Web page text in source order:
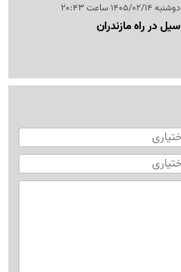
دوشنبه 1405/02/14 ساعت 20:43
سیل در راه مازندران